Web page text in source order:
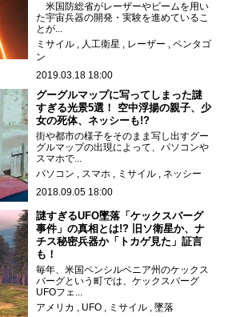
米国防総省がレーザーやビームを用い
た宇宙兵器の開発・実験を進めているこ
とが...
ミサイル
人工衛星 レーザー
ペンタゴ
ン
2019.03.18 18:00
グーグルマップに写ってしまった謎
すぎる光景5選！ 空中浮揚の親子、少
女の死体、ネッシーも!?
街や都市の様子をそのまま写し出すグー
グルマップの出現によって、パソコンや
スマホで...
パソコン
スマホ ミサイル
ネッシー
2018.09.05 18:00
謎すぎるUFO墜落「ケックスバーグ
事件」の真相とは!? 旧ソ衛星か、ナ
チス秘密兵器か「トカゲ見た」証言
も！
毎年、米国ペンシルベニア州のケックス
バーグという町では、ケックスバーグ
UFOフェ...
アメリカ
UFO ミサイル
墜落